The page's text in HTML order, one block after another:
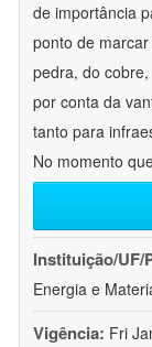
de importância
ponto de
pedra, do
por conta da
tanto para
No momento
Instituição/UF/
Energia e
Vigência: Fri